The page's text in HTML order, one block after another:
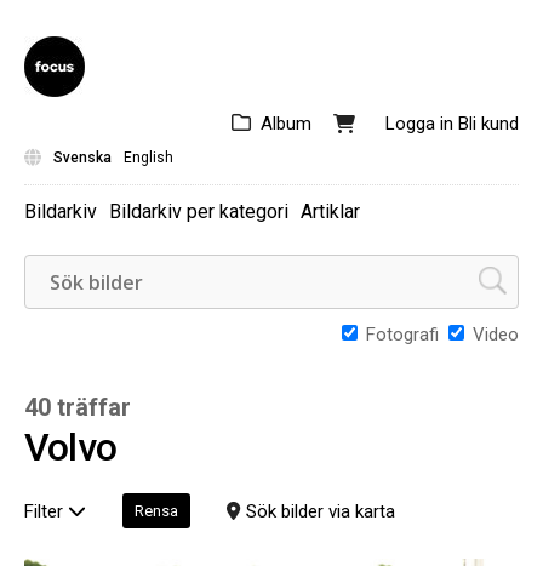
Logga in Bli kund
Album
Svenska English
Bildarkiv Bildarkiv per kategori Artiklar
Fotografi Video
40 träffar
Volvo
Filter Rensa Sök bilder via karta